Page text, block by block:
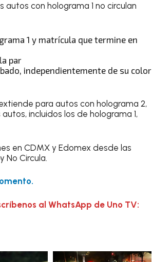
autos con holograma 1 no circulan
1 y matrícula que termine en
par
independientemente de su color
para autos con holograma 2,
incluidos los de holograma 1,
en CDMX y Edomex desde las
No Circula.
al WhatsApp de Uno TV: